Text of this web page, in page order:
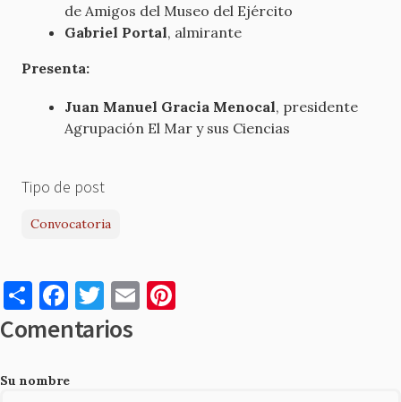
de Amigos del Museo del Ejército
Gabriel Portal, almirante
Presenta:
Juan Manuel Gracia Menocal, presidente
Agrupación El Mar y sus Ciencias
Tipo de post
Convocatoria
S
h
ar
e
F
a
c
e
T
w
it
E
m
Comentarios
Su nombre